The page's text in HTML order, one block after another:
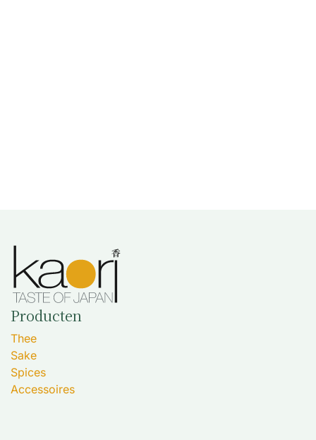
Producten
Thee
Sake
Spices
Accessoires